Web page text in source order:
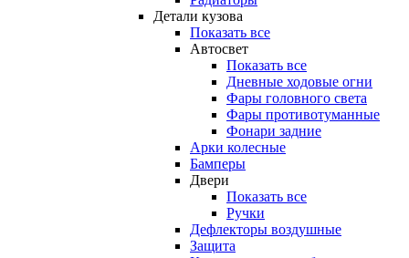
Детали кузова
Показать все
Автосвет
Показать все
Дневные ходовые огни
Фары головного света
Фары противотуманные
Фонари задние
Арки колесные
Бамперы
Двери
Показать все
Ручки
Дефлекторы воздушные
Защита